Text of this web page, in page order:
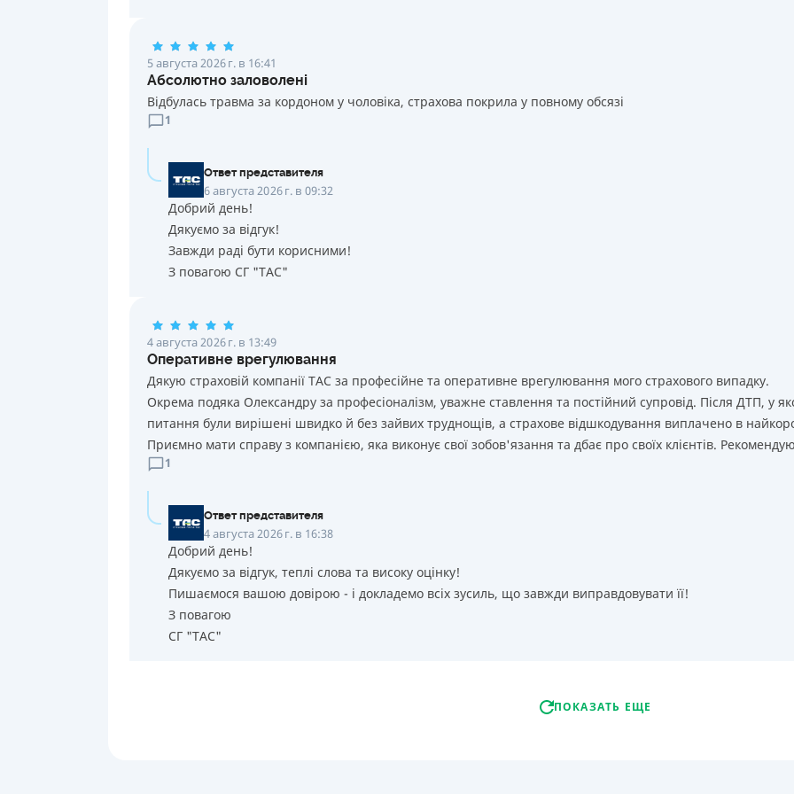
5 августа 2026 г. в 16:41
Абсолютно заловолені
Відбулась травма за кордоном у чоловіка, страхова покрила у повному обсязі
1
Ответ представителя
6 августа 2026 г. в 09:32
Добрий день!
Дякуємо за відгук!
Завжди раді бути корисними!
З повагою СГ "ТАС"
4 августа 2026 г. в 13:49
Оперативне врегулювання
Дякую страховій компанії ТАС за професійне та оперативне врегулювання мого страхового випадку.
Окрема подяка Олександру за професіоналізм, уважне ставлення та постійний супровід. Після ДТП, у
питання були вирішені швидко й без зайвих труднощів, а страхове відшкодування виплачено в
Приємно мати справу з компанією, яка виконує свої зобов'язання та дбає про своїх клієнтів.
1
Ответ представителя
4 августа 2026 г. в 16:38
Добрий день!
Дякуємо за відгук, теплі слова та високу оцінку!
Пишаємося вашою довірою - і докладемо всіх зусиль, що завжди виправдовувати її!
З повагою
СГ "ТАС"
ПОКАЗАТЬ ЕЩЕ